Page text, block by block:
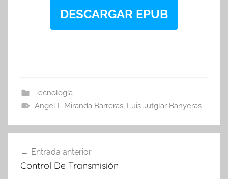
DESCARGAR EPUB
Tecnología
Angel L Miranda Barreras, Luis Jutglar Banyeras
de
Entrada anterior
Control De Transmisión